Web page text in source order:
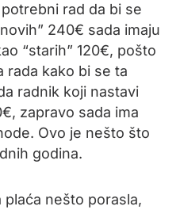
rad da bi se
240€ sada imaju
“starih” 120€, pošto
rada kako bi se ta
radnik koji nastavi
zapravo sada ima
Ovo je nešto što
godina.
plaća nešto porasla,